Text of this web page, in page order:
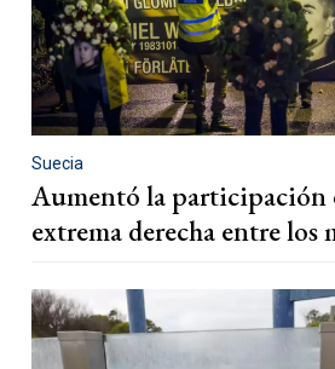
Suecia
Aumentó la participación
extrema derecha entre los